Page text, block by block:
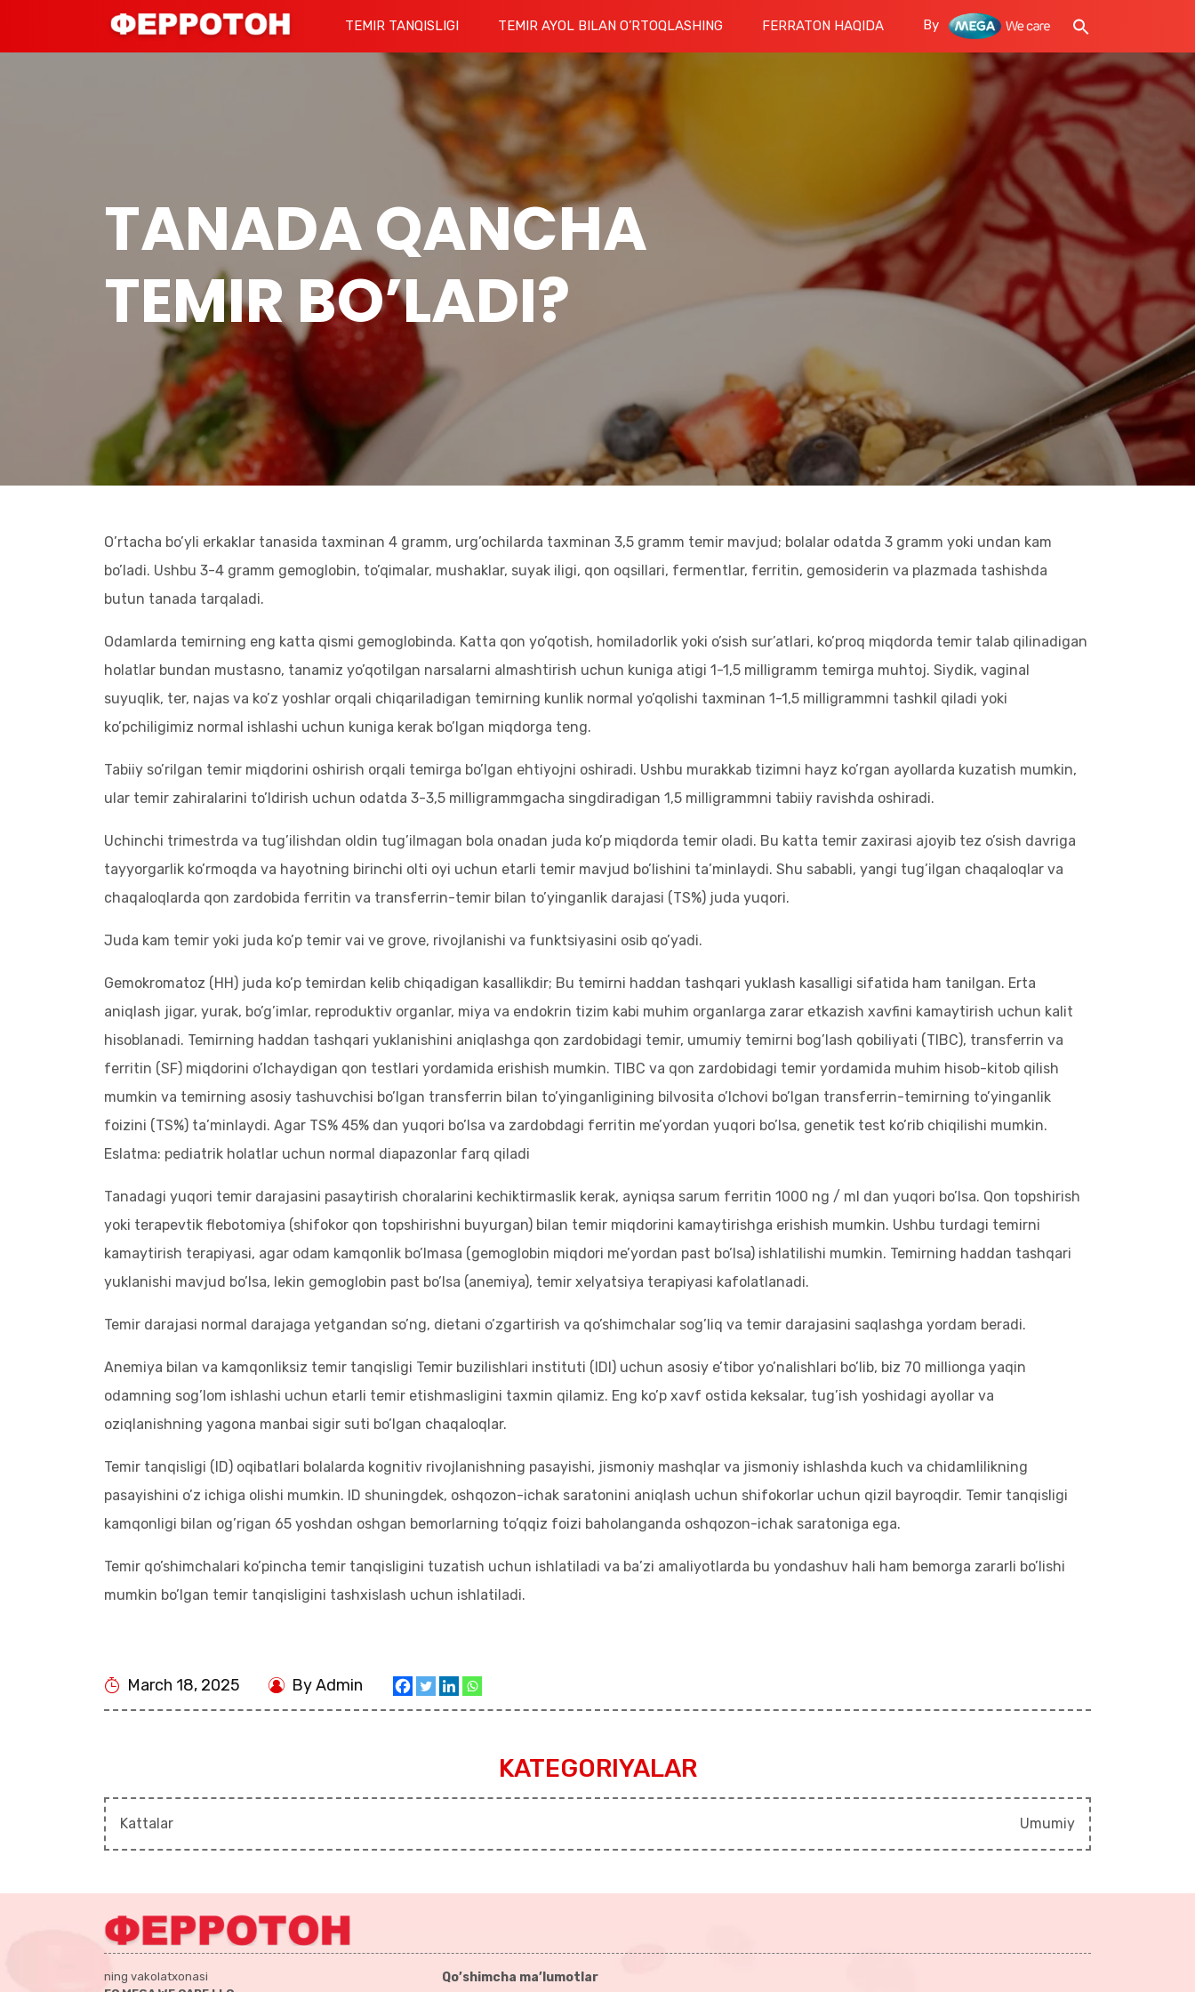
TEMIR TANQISLIGI TEMIR AYOL BILAN O’RTOQLASHING FERRATON HAQIDA By
TANADA QANCHA
TEMIR BO’LADI?
O’rtacha bo’yli erkaklar tanasida taxminan 4 gramm, urg’ochilarda taxminan 3,5 gramm temir mavjud; bolalar odatda 3 gramm yoki undan kam
bo’ladi. Ushbu 3-4 gramm gemoglobin, to’qimalar, mushaklar, suyak iligi, qon oqsillari, fermentlar, ferritin, gemosiderin va plazmada tashishda
butun tanada tarqaladi.
Odamlarda temirning eng katta qismi gemoglobinda. Katta qon yo’qotish, homiladorlik yoki o’sish sur’atlari, ko’proq miqdorda temir talab qilinadigan
holatlar bundan mustasno, tanamiz yo’qotilgan narsalarni almashtirish uchun kuniga atigi 1-1,5 milligramm temirga muhtoj. Siydik, vaginal
suyuqlik, ter, najas va ko’z yoshlar orqali chiqariladigan temirning kunlik normal yo’qolishi taxminan 1-1,5 milligrammni tashkil qiladi yoki
ko’pchiligimiz normal ishlashi uchun kuniga kerak bo’lgan miqdorga teng.
Tabiiy so’rilgan temir miqdorini oshirish orqali temirga bo’lgan ehtiyojni oshiradi. Ushbu murakkab tizimni hayz ko’rgan ayollarda kuzatish mumkin,
ular temir zahiralarini to’ldirish uchun odatda 3-3,5 milligrammgacha singdiradigan 1,5 milligrammni tabiiy ravishda oshiradi.
Uchinchi trimestrda va tug’ilishdan oldin tug’ilmagan bola onadan juda ko’p miqdorda temir oladi. Bu katta temir zaxirasi ajoyib tez o’sish davriga
tayyorgarlik ko’rmoqda va hayotning birinchi olti oyi uchun etarli temir mavjud bo’lishini ta’minlaydi. Shu sababli, yangi tug’ilgan chaqaloqlar va
chaqaloqlarda qon zardobida ferritin va transferrin-temir bilan to’yinganlik darajasi (TS%) juda yuqori.
Juda kam temir yoki juda ko’p temir vai ve grove, rivojlanishi va funktsiyasini osib qo’yadi.
Gemokromatoz (HH) juda ko’p temirdan kelib chiqadigan kasallikdir; Bu temirni haddan tashqari yuklash kasalligi sifatida ham tanilgan. Erta
aniqlash jigar, yurak, bo’g’imlar, reproduktiv organlar, miya va endokrin tizim kabi muhim organlarga zarar etkazish xavfini kamaytirish uchun kalit
hisoblanadi. Temirning haddan tashqari yuklanishini aniqlashga qon zardobidagi temir, umumiy temirni bog’lash qobiliyati (TIBC), transferrin va
ferritin (SF) miqdorini o’lchaydigan qon testlari yordamida erishish mumkin. TIBC va qon zardobidagi temir yordamida muhim hisob-kitob qilish
mumkin va temirning asosiy tashuvchisi bo’lgan transferrin bilan to’yinganligining bilvosita o’lchovi bo’lgan transferrin-temirning to’yinganlik
foizini (TS%) ta’minlaydi. Agar TS% 45% dan yuqori bo’lsa va zardobdagi ferritin me’yordan yuqori bo’lsa, genetik test ko’rib chiqilishi mumkin.
Eslatma: pediatrik holatlar uchun normal diapazonlar farq qiladi
Tanadagi yuqori temir darajasini pasaytirish choralarini kechiktirmaslik kerak, ayniqsa sarum ferritin 1000 ng / ml dan yuqori bo’lsa. Qon topshirish
yoki terapevtik flebotomiya (shifokor qon topshirishni buyurgan) bilan temir miqdorini kamaytirishga erishish mumkin. Ushbu turdagi temirni
kamaytirish terapiyasi, agar odam kamqonlik bo’lmasa (gemoglobin miqdori me’yordan past bo’lsa) ishlatilishi mumkin. Temirning haddan tashqari
yuklanishi mavjud bo’lsa, lekin gemoglobin past bo’lsa (anemiya), temir xelyatsiya terapiyasi kafolatlanadi.
Temir darajasi normal darajaga yetgandan so’ng, dietani o’zgartirish va qo’shimchalar sog’liq va temir darajasini saqlashga yordam beradi.
Anemiya bilan va kamqonliksiz temir tanqisligi Temir buzilishlari instituti (IDI) uchun asosiy e’tibor yo’nalishlari bo’lib, biz 70 millionga yaqin
odamning sog’lom ishlashi uchun etarli temir etishmasligini taxmin qilamiz. Eng ko’p xavf ostida keksalar, tug’ish yoshidagi ayollar va
oziqlanishning yagona manbai sigir suti bo’lgan chaqaloqlar.
Temir tanqisligi (ID) oqibatlari bolalarda kognitiv rivojlanishning pasayishi, jismoniy mashqlar va jismoniy ishlashda kuch va chidamlilikning
pasayishini o’z ichiga olishi mumkin. ID shuningdek, oshqozon-ichak saratonini aniqlash uchun shifokorlar uchun qizil bayroqdir. Temir tanqisligi
kamqonligi bilan og’rigan 65 yoshdan oshgan bemorlarning to’qqiz foizi baholanganda oshqozon-ichak saratoniga ega.
Temir qo’shimchalari ko’pincha temir tanqisligini tuzatish uchun ishlatiladi va ba’zi amaliyotlarda bu yondashuv hali ham bemorga zararli bo’lishi
mumkin bo’lgan temir tanqisligini tashxislash uchun ishlatiladi.
March 18, 2025 By Admin
KATEGORIYALAR
Kattalar Umumiy
ning vakolatxonasi
Qo’shimcha ma’lumotlar